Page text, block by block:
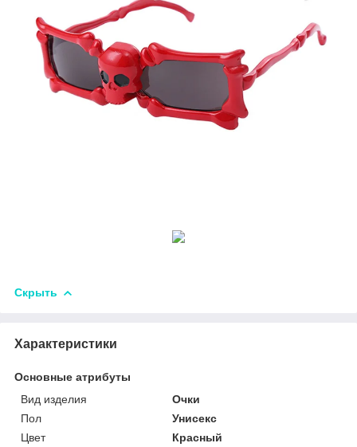
Скрыть
Характеристики
Основные атрибуты
Вид изделия
Очки
Пол
Унисекс
Цвет
Красный